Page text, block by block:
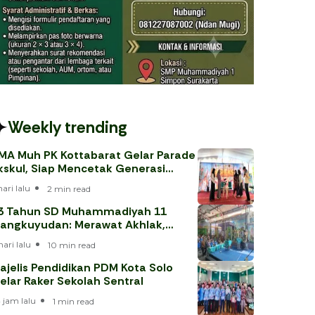
Weekly trending
Muh PK Kottabarat Gelar Parade
Siap Mencetak Generasi
lalu 2 min read
Tahun SD Muhammadiyah 11
Merawat Akhlak,
lalu 10 min read
Pendidikan PDM Kota Solo
Raker Sekolah Sentral
jam lalu 1 min read